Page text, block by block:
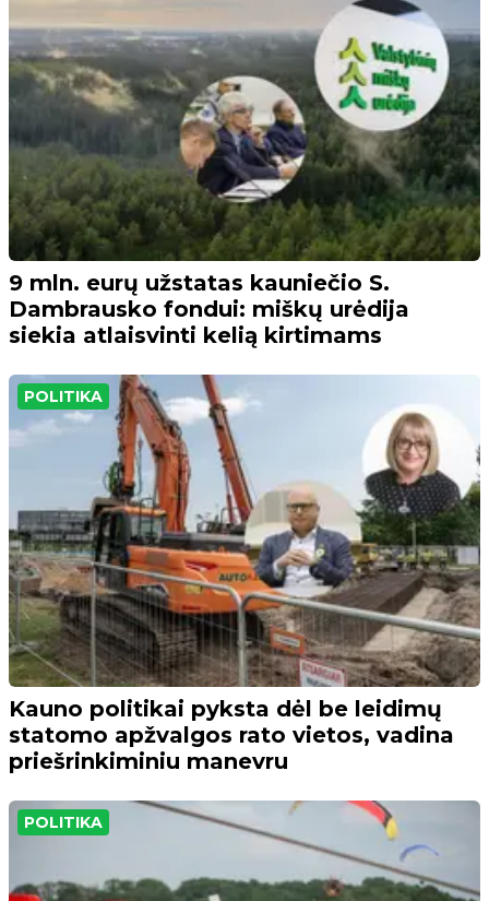
9 mln. eurų užstatas kauniečio S.
Dambrausko fondui: miškų urėdija
siekia atlaisvinti kelią kirtimams
POLITIKA
Kauno politikai pyksta dėl be leidimų
statomo apžvalgos rato vietos, vadina
priešrinkiminiu manevru
POLITIKA